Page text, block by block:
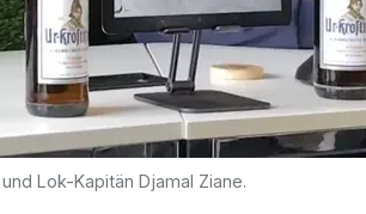
Lok-Kapitän Djamal Ziane.